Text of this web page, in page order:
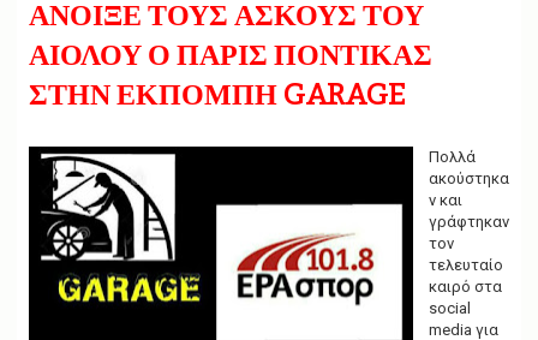
a
o
ΑΝΟΙΞΕ ΤΟΥΣ ΑΣΚΟΥΣ ΤΟΥ
ΑΙΟΛΟΥ Ο ΠΑΡΙΣ ΠΟΝΤΙΚΑΣ
ΣΤΗΝ ΕΚΠΟΜΠΗ GARAGE
Πολλά
ακούστηκα
ν και
γράφτηκαν
τον
τελευταίο
καιρό στα
social
media για